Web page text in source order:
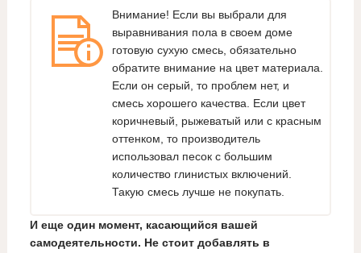
Внимание! Если вы выбрали для
выравнивания пола в своем доме
готовую сухую смесь, обязательно
обратите внимание на цвет материала.
Если он серый, то проблем нет, и
смесь хорошего качества. Если цвет
коричневый, рыжеватый или с красным
оттенком, то производитель
использовал песок с большим
количество глинистых включений.
Такую смесь лучше не покупать.
И еще один момент, касающийся вашей
самодеятельности. Не стоит добавлять в